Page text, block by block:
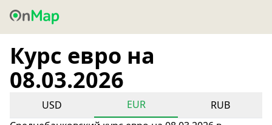
Курс евро на
08.03.2026
USD EUR
RUB